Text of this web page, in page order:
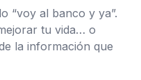
“voy al banco y ya”.
tu vida… o
la información que